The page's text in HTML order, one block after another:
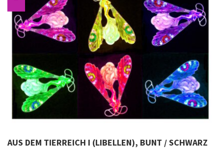
AUS DEM TIERREICH I (LIBELLEN), BUNT / SCHWARZ